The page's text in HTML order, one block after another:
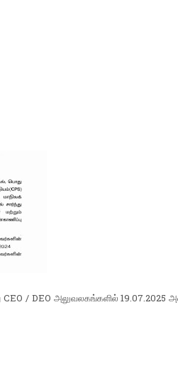
/ DEO அலுவலகங்களில் 19.07.2025